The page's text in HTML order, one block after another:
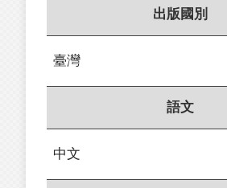
出版國別
臺灣
語文
中文